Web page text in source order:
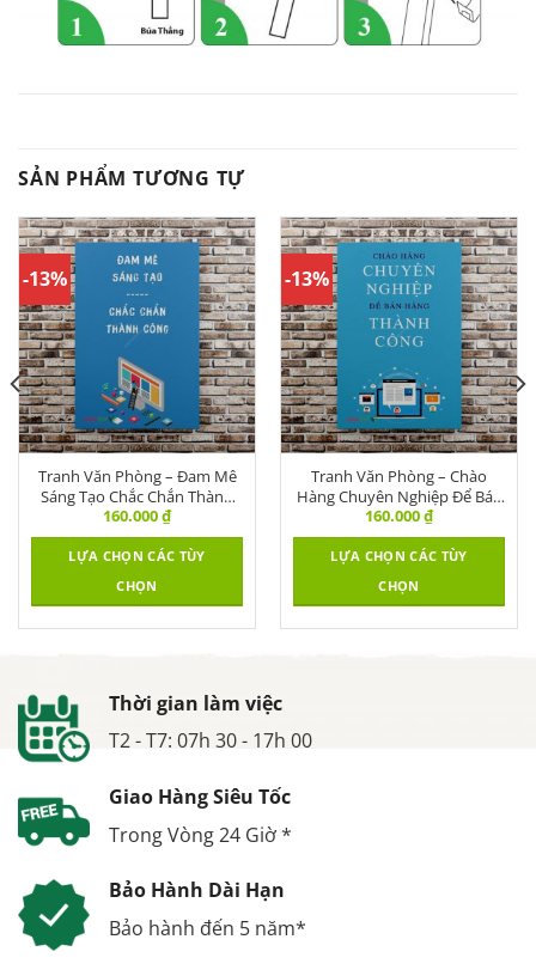
SẢN PHẨM TƯƠNG TỰ
-13%
Tranh Văn Phòng – Đam Mê
Sáng Tạo Chắc Chắn Thành
Công – DL-008
160.000₫
LỰA CHỌN CÁC TÙY
CHỌN
-13%
Tranh Văn Phòng – Chào
Hàng Chuyên Nghiệp Để Bán
Hàng – DL-004
160.000₫
LỰA CHỌN CÁC TÙY
CHỌN
Thời gian làm việc
T2 - T7: 07h 30 - 17h 00
Giao Hàng Siêu Tốc
Trong Vòng 24 Giờ *
Bảo Hành Dài Hạn
Bảo hành đến 5 năm*